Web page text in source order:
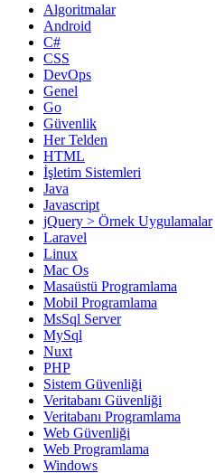
Algoritmalar
Android
C#
CSS
DevOps
Genel
Go
Güvenlik
Her Telden
HTML
İşletim Sistemleri
Java
Javascript
jQuery > Örnek Uygulamalar
Laravel
Linux
Mac Os
Masaüstü Programlama
Mobil Programlama
MsSql Server
MySql
Nuxt
PHP
Sistem Güvenliği
Veritabanı Güvenliği
Veritabanı Programlama
Web Güvenliği
Web Programlama
Windows